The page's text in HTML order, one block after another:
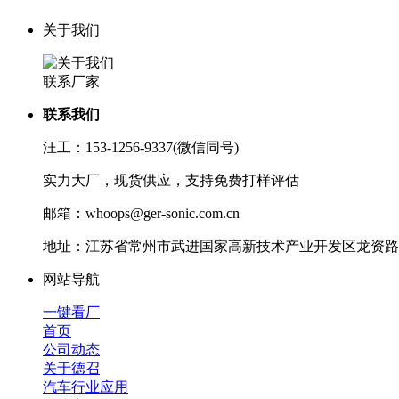
关于我们
联系厂家
联系我们
汪工：153-1256-9337(微信同号)
实力大厂，现货供应，支持免费打样评估
邮箱：whoops@ger-sonic.com.cn
地址：江苏省常州市武进国家高新技术产业开发区龙资
网站导航
一键看厂
首页
公司动态
关于德召
汽车行业应用